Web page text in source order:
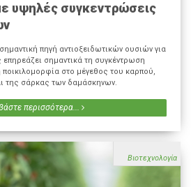
υψηλές συγκεντρώσεις
πηγή αντιοξειδωτικών ουσιών για
σημαντικά τη συγκέντρωση
στο μέγεθος του καρπού,
της σάρκας των δαμάσκηνων.
περισσότερα...
Βιοτεχνολογία